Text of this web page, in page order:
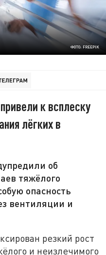
ФОТО: FREEPIK
к всплеску
лёгких в
об
тяжёлого
опасность
вентиляции и
резкий рост
и неизлечимого